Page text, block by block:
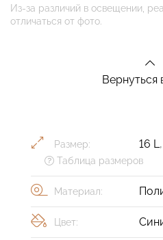
Из-за различий в освещении,
отличаться от фото.
Вернуться
Размер: 16 L,
Таблица размеров
Материал:
Цвет: